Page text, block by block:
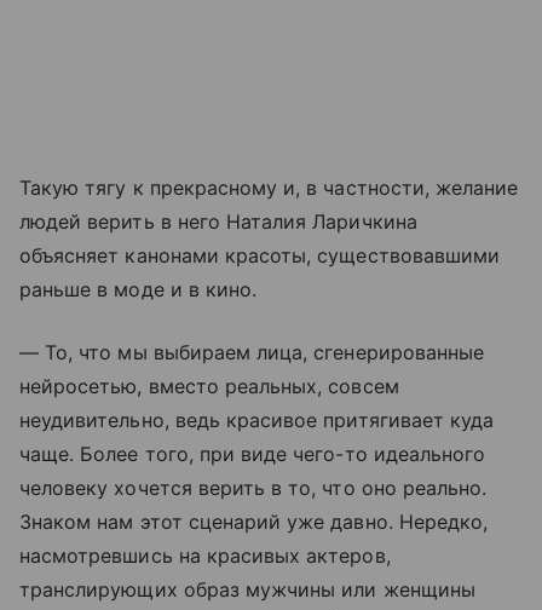
Такую тягу к прекрасному и, в частности, желание
людей верить в него Наталия Ларичкина
объясняет канонами красоты, существовавшими
раньше в моде и в кино.
— То, что мы выбираем лица, сгенерированные
нейросетью, вместо реальных, совсем
неудивительно, ведь красивое притягивает куда
чаще. Более того, при виде чего-то идеального
человеку хочется верить в то, что оно реально.
Знаком нам этот сценарий уже давно. Нередко,
насмотревшись на красивых актеров,
транслирующих образ мужчины или женщины